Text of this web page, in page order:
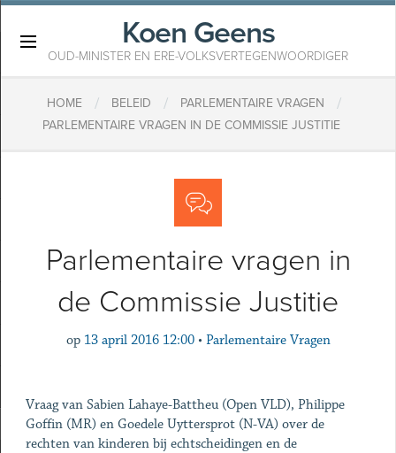
Koen Geens
OUD-MINISTER EN ERE-VOLKSVERTEGENWOORDIGER
HOME / BELEID / PARLEMENTAIRE VRAGEN /
PARLEMENTAIRE VRAGEN IN DE COMMISSIE JUSTITIE
Parlementaire vragen in
de Commissie Justitie
op 13 april 2016 12:00 • Parlementaire Vragen
Vraag van Sabien Lahaye-Battheu (Open VLD), Philippe
Goffin (MR) en Goedele Uyttersprot (N-VA) over de
rechten van kinderen bij echtscheidingen en de